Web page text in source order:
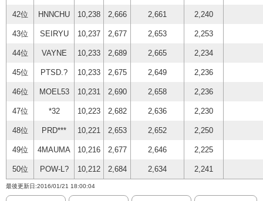
HNNCHU 10,238 2,666 2,661 2,240
SEIRYU 10,237 2,677 2,653 2,253
VAYNE 10,233 2,689 2,665 2,234
PTSD.? 10,233 2,675 2,649 2,236
MOEL53 10,231 2,690 2,658 2,236
*32 10,223 2,682 2,636 2,230
PRD*** 10,221 2,653 2,652 2,250
4MAUMA 10,216 2,677 2,646 2,225
POW-L? 10,212 2,684 2,634 2,241
42位
43位
44位
45位
46位
47位
48位
49位
50位
最後更新日:2016/01/21 18:00:04